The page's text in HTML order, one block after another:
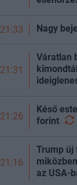
21:33 Nagy
21:31
Váratlan
21:26
Késő
forint
21:16
Trump új
az USA-